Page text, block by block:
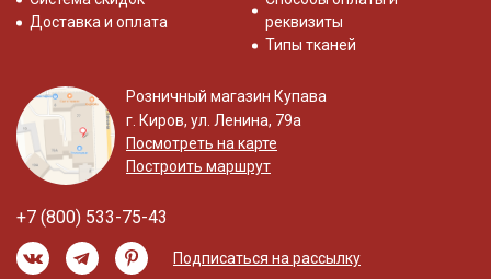
Доставка и оплата
реквизиты
Типы тканей
Розничный магазин Купава
г. Киров, ул. Ленина, 79а
Посмотреть на карте
Построить маршрут
+7 (800) 533-75-43
Подписаться на рассылку